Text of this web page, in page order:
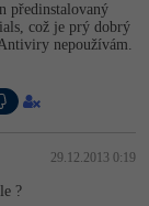
předinstalovaný
což je prý dobrý
nepoužívám.
29.12.2013 0:19
?